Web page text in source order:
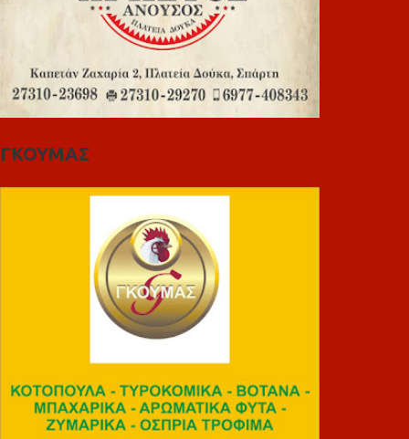
ΓΚΟΥΜΑΣ